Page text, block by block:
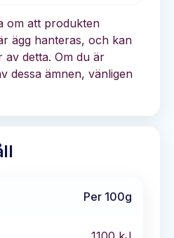
om att produkten
ägg hanteras, och kan
detta. Om du är
dessa ämnen, vänligen
Per 100g